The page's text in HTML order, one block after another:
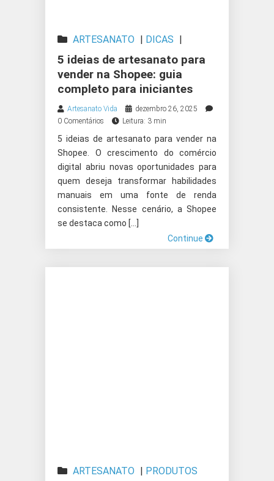
ARTESANATO | DICAS |
PRODUTOS ARTESANAIS
5 ideias de artesanato para
vender na Shopee: guia
completo para iniciantes
Artesanato Vida
dezembro 26, 2025
0 Comentários
Leitura: 3 min
5 ideias de artesanato para vender na
Shopee. O crescimento do comércio
digital abriu novas oportunidades para
quem deseja transformar habilidades
manuais em uma fonte de renda
consistente. Nesse cenário, a Shopee
se destaca como […]
Continue
ARTESANATO | PRODUTOS